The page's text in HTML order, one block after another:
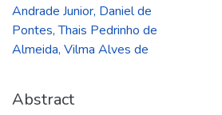
Andrade Junior, Daniel de
Pontes, Thais Pedrinho de
Almeida, Vilma Alves de
Abstract